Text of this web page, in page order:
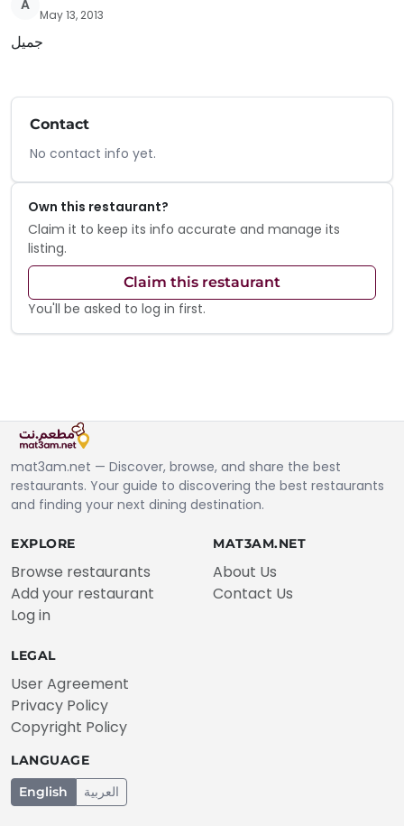
A
May 13, 2013
جميل
Contact
No contact info yet.
Own this restaurant?
Claim it to keep its info accurate and manage its
listing.
Claim this restaurant
You'll be asked to log in first.
mat3am.net — Discover, browse, and share the best
restaurants. Your guide to discovering the best restaurants
and finding your next dining destination.
EXPLORE
Browse restaurants
Add your restaurant
Log in
MAT3AM.NET
About Us
Contact Us
LEGAL
User Agreement
Privacy Policy
Copyright Policy
LANGUAGE
English
العربية